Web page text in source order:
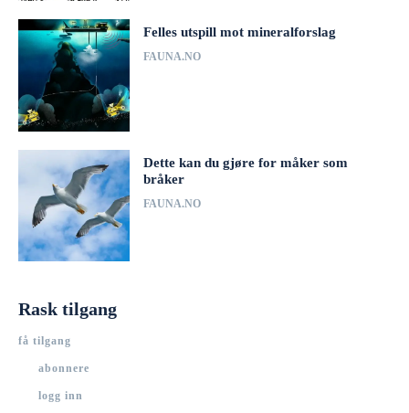
Felles utspill mot mineralforslag
FAUNA.NO
Dette kan du gjøre for måker som
bråker
FAUNA.NO
Rask tilgang
få tilgang
abonnere
logg inn